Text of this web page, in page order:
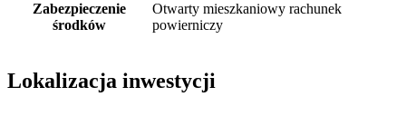
Zabezpieczenie
środków
Otwarty mieszkaniowy rachunek
powierniczy
Lokalizacja inwestycji